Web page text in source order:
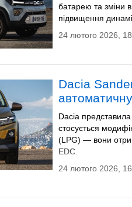
батарею та зміни
підвищення
24 лютого 2026,
Dacia
Dacia
стосується
(LPG) — вони
EDC.
24 лютого 2026,